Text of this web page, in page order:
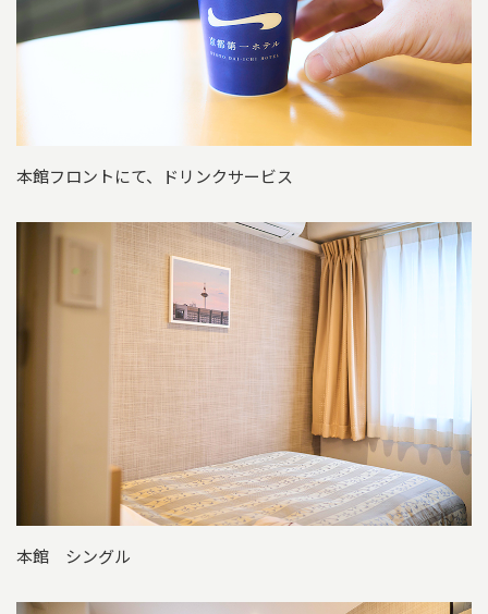
本館フロントにて、ドリンクサービス
本館 シングル